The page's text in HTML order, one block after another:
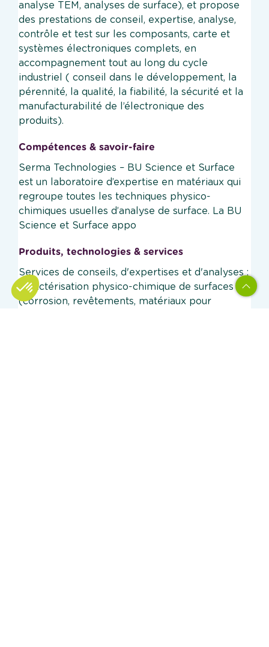
analyse TEM, analyses de surface), et propose
des prestations de conseil, expertise, analyse,
contrôle et test sur les composants, carte et
systèmes électroniques complets, en
accompagnement tout au long du cycle
industriel ( conseil dans le développement, la
pérennité, la qualité, la fiabilité, la sécurité et la
manufacturabilité de l’électronique des
produits).
Compétences & savoir-faire
Serma Technologies – BU Science et Surface
est un laboratoire d’expertise en matériaux qui
regroupe toutes les techniques physico-
chimiques usuelles d’analyse de surface. La BU
Science et Surface appo
Produits, technologies & services
Services de conseils, d'expertises et d'analyses :
caractérisation physico-chimique de surfaces
(corrosion, revêtements, matériaux pour